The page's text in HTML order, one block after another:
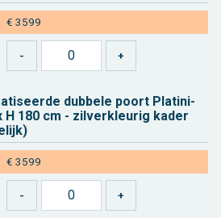
€ 3599
dub­be­le poort Pla­ti­ni­
H 180 cm - zil­ver­kleu­rig kader
€ 3599